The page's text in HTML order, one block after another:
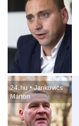
24․hu • Jankovics
Márton